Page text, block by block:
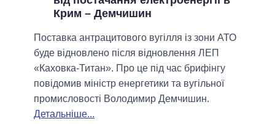
Крим – Демчишин
Поставка антрацитового вугілля із зони АТО
буде відновлено після відновлення ЛЕП
«Каховка-Титан». Про це під час брифінгу
повідомив міністр енергетики та вугільної
промисловості Володимир Демчишин.
Детальніше...